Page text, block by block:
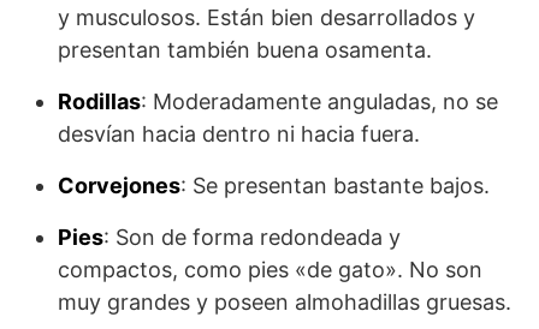
y musculosos. Están bien desarrollados y
presentan también buena osamenta.
Rodillas: Moderadamente anguladas, no se
desvían hacia dentro ni hacia fuera.
Corvejones: Se presentan bastante bajos.
Pies: Son de forma redondeada y
compactos, como pies «de gato». No son
muy grandes y poseen almohadillas gruesas.